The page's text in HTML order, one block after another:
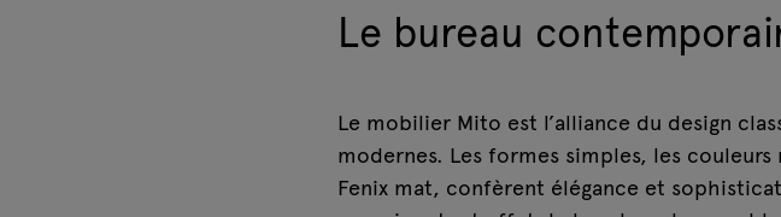
Le bureau
Le mobilier Mito est l’alliance du design
modernes. Les formes simples, les
Fenix mat, confèrent élégance et